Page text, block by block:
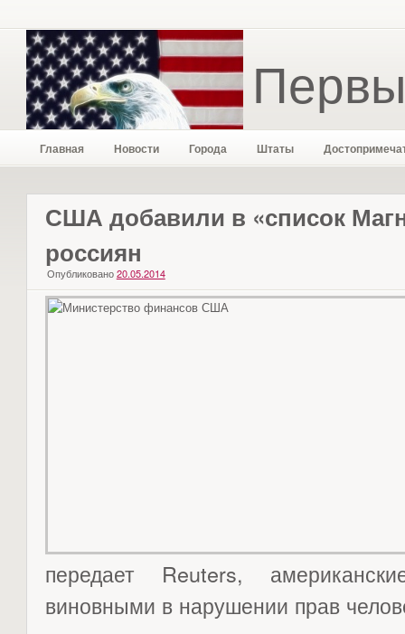
Главная Новости Города Штаты
США добавили в «список
россиян
Опубликовано 20.05.2014
передает Reuters,
виновными в нарушении прав